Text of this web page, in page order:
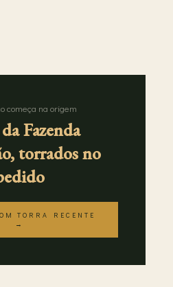
começa na origem
Fazenda
torrados no
TORRA RECENTE
→